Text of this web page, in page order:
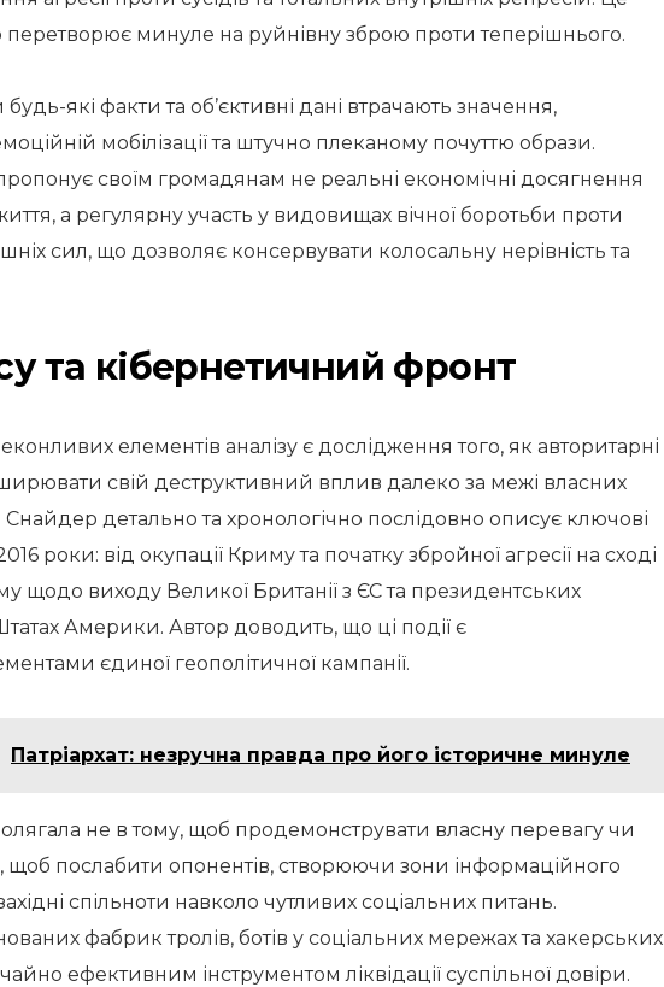
перетворює минуле на руйнівну зброю проти теперішнього.
які факти та об’єктивні дані втрачають значення,
мобілізації та штучно плеканому почуттю образи.
своїм громадянам не реальні економічні досягнення
а регулярну участь у видовищах вічної боротьби проти
сил, що дозволяє консервувати колосальну нерівність та
та кібернетичний фронт
елементів аналізу є дослідження того, як авторитарні
свій деструктивний вплив далеко за межі власних
Снайдер детально та хронологічно послідовно описує ключові
роки: від окупації Криму та початку збройної агресії на сході
щодо виходу Великої Британії з ЄС та президентських
Америки. Автор доводить, що ці події є
єдиної геополітичної кампанії.
Патріархат: незручна правда про його історичне минуле
не в тому, щоб продемонструвати власну перевагу чи
щоб послабити опонентів, створюючи зони інформаційного
спільноти навколо чутливих соціальних питань.
фабрик тролів, ботів у соціальних мережах та хакерських
ефективним інструментом ліквідації суспільної довіри.